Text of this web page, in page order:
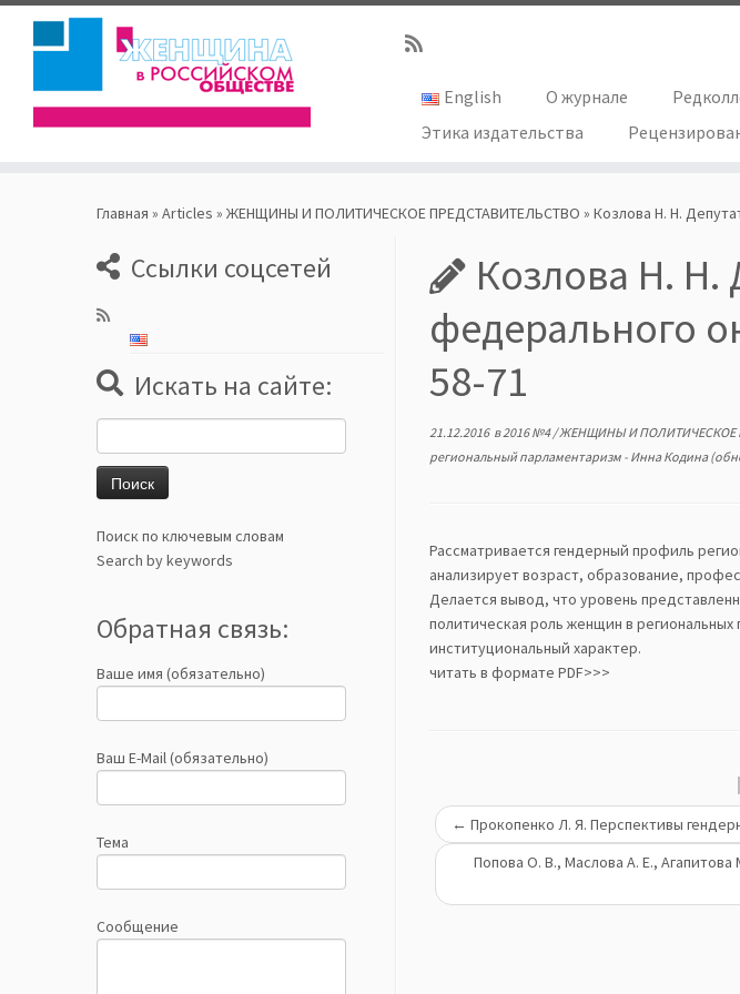
English О журнале
Этика издательства
Главная » Articles » ЖЕНЩИНЫ И ПОЛИТИЧЕСКОЕ ПРЕДСТАВИТЕЛЬСТВО » Козлова Н. Н.
Ссылки соцсетей
Искать на сайте:
Поиск по ключевым словам
Search by keywords
Обратная связь:
Ваше имя (обязательно)
Ваш E-Mail (обязательно)
Тема
Сообщение
Козлова Н. Н.
федерального
58-71
21.12.2016в2016 №4/ЖЕНЩИНЫ И ПОЛИТИЧЕСКОЕ
региональный парламентаризм - Инна Кодина
Рассматривается гендерный профиль
анализирует возраст, образование,
Делается вывод, что уровень
политическая роль женщин в
институциональный характер.
читать в формате PDF>>>
← Прокопенко Л. Я. Перспективы
Попова О. В., Маслова А. Е.,